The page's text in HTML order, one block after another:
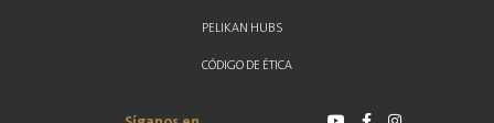
PELIKAN HUBS
CÓDIGO DE ÉTICA